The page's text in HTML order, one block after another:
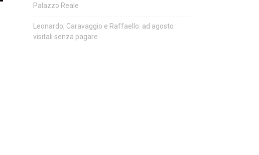
Palazzo Reale
Leonardo, Caravaggio e Raffaello: ad agosto
visitali senza pagare